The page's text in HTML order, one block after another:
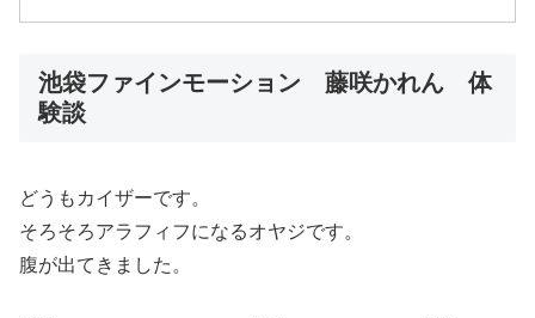
池袋ファインモーション 藤咲かれん 体
験談
どうもカイザーです。
そろそろアラフィフになるオヤジです。
腹が出てきました。